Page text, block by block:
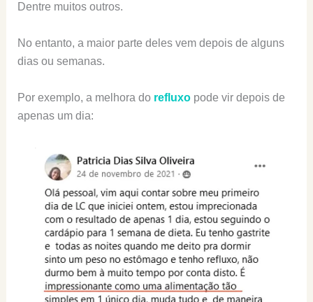
Dentre muitos outros.
No entanto, a maior parte deles vem depois de alguns
dias ou semanas.
Por exemplo, a melhora do refluxopode vir depois de
apenas um dia: